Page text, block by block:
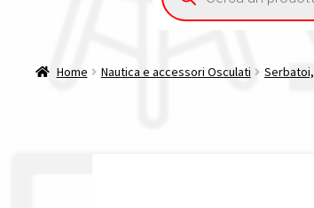
Spedizioni in europaSpedizioni in italia
Home Nautica e accessori Osculati